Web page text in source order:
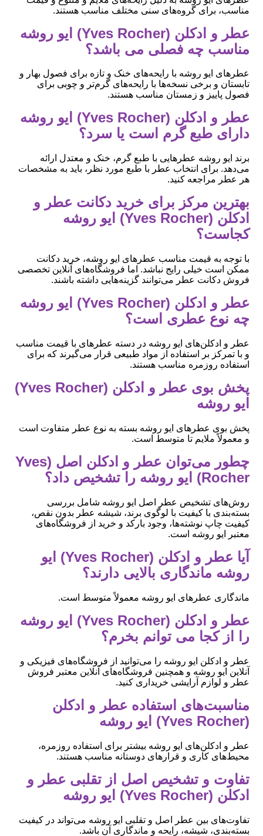
مناسب، برای گروه‌های سنی مختلف مناسب هستند.
عطر و ادکلن (Yves Rocher) ایو روشه
مناسب چه فصلی می باشد؟
عطرهای ایو روشه با رایحه‌های خنک و تازه برای فصول بهار و
تابستان و برخی نسخه‌ها با رایحه‌های گرم‌تر و چوبی برای
فصول پاییز و زمستان مناسب هستند.
عطر و ادکلن (Yves Rocher) ایو روشه
دارای طبع گرم است یا سرد؟
برند ایو روشه عطرهایی با طبع گرم، خنک و معتدل ارائه
می‌دهد. برای انتخاب عطر با طبع مورد نظر، باید به مشخصات
هر عطر مراجعه کنید.
بهترین مرکز برای خرید دکانت عطر و
ادکلن (Yves Rocher) ایو روشه
کجاست؟
با توجه به قیمت مناسب عطرهای ایو روشه، خرید دکانت
ممکن است خیلی رایج نباشد. اما فروشگاه‌های آنلاین تخصصی
فروش دکانت عطر می‌توانند گزینه‌هایی داشته باشند.
عطر و ادکلن (Yves Rocher) ایو روشه
چه نوع عطری است؟
عطر و ادکلن‌های ایو روشه در دسته عطرهای با قیمت مناسب
و با تمرکز بر استفاده از مواد طبیعی قرار می‌گیرند که برای
استفاده روزمره مناسب هستند.
پخش بوی عطر و ادکلن (Yves Rocher)
ایو روشه
پخش بوی عطرهای ایو روشه بسته به نوع عطر متفاوت است
و معمولاً ملایم تا متوسط است.
چطور می‌توان عطر و ادکلن اصل (Yves
Rocher) ایو روشه را تشخیص داد؟
روش‌های تشخیص عطر اصل ایو روشه شامل بررسی
بسته‌بندی با کیفیت با لوگوی برند، شیشه عطر بدون نقص،
کیفیت چاپ نوشته‌ها، وجود بارکد و خرید از فروشگاه‌های
معتبر ایو روشه است.
آیا عطر و ادکلن (Yves Rocher) ایو
روشه ماندگاری بالایی دارند؟
ماندگاری عطرهای ایو روشه معمولاً متوسط است.
عطر و ادکلن (Yves Rocher) ایو روشه
را از کجا می توانم بخرم؟
عطر و ادکلن ایو روشه را می‌توانید از فروشگاه‌های فیزیکی و
آنلاین ایو روشه و همچنین فروشگاه‌های آنلاین معتبر فروش
عطر و لوازم آرایشی خریداری کنید.
مناسبت‌های استفاده عطر و ادکلن
(Yves Rocher) ایو روشه
عطر و ادکلن‌های ایو روشه بیشتر برای استفاده روزمره،
محیط‌های کاری و قرارهای دوستانه مناسب هستند.
تفاوت و تشخیص اصل از تقلبی عطر و
ادکلن (Yves Rocher) ایو روشه
تفاوت‌های بین عطر اصل و تقلبی ایو روشه می‌تواند در کیفیت
بسته‌بندی، شیشه، رایحه و ماندگاری آن باشد.